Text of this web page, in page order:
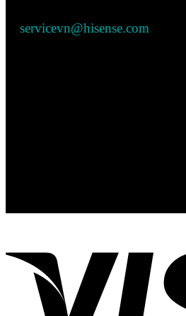
servicevn@hisense.com